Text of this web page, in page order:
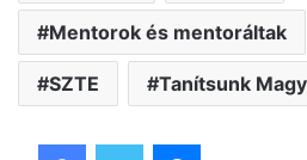
Mentorok és mentoráltak
SZTE Tanítsunk